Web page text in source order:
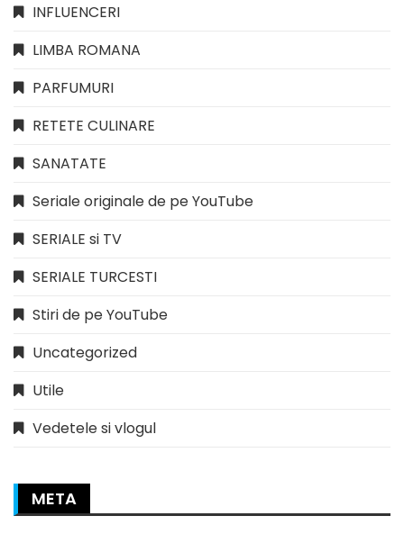
INFLUENCERI
LIMBA ROMANA
PARFUMURI
RETETE CULINARE
SANATATE
Seriale originale de pe YouTube
SERIALE si TV
SERIALE TURCESTI
Stiri de pe YouTube
Uncategorized
Utile
Vedetele si vlogul
META